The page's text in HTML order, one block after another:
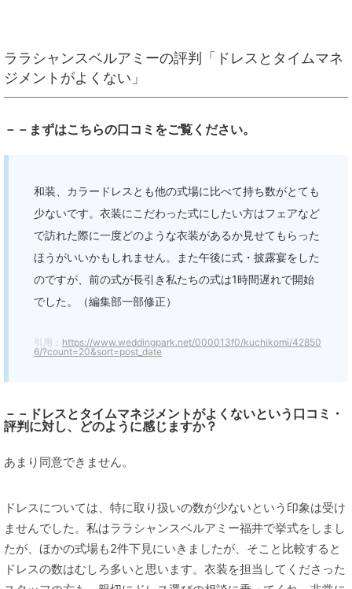
ララシャンスベルアミーの評判「ドレスとタイムマネ
ジメントがよくない」
－－まずはこちらの口コミをご覧ください。
和装、カラードレスとも他の式場に比べて持ち数がとても
少ないです。衣装にこだわった式にしたい方はフェアなど
で訪れた際に一度どのような衣装があるか見せてもらった
ほうがいいかもしれません。また午後に式・披露宴をした
のですが、前の式が長引き私たちの式は1時間遅れで開始
でした。（編集部一部修正）
引用： https://www.weddingpark.net/000013f0/kuchikomi/42850
6/?count=20&sort=post_date
－－ドレスとタイムマネジメントがよくないという口コミ・
評判に対し、どのように感じますか？
あまり同意できません。
ドレスについては、特に取り扱いの数が少ないという印象は受け
ませんでした。私はララシャンスベルアミー福井で挙式をしまし
たが、ほかの式場も2件下見にいきましたが、そこと比較すると
ドレスの数はむしろ多いと思います。衣装を担当してくださった